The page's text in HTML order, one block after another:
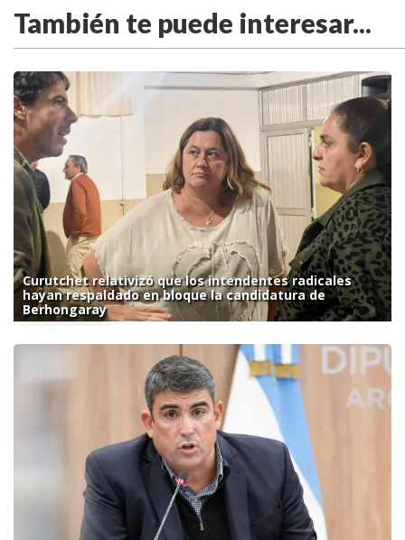
También te puede interesar...
Curutchet relativizó que los intendentes radicales
hayan respaldado en bloque la candidatura de
Berhongaray